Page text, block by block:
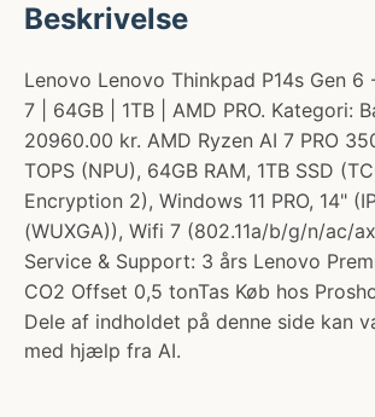
Beskrivelse
Lenovo Lenovo Thinkpad P14s Gen 6
7 | 64GB | 1TB | AMD PRO. Kategori:
20960.00 kr. AMD Ryzen AI 7 PRO
TOPS (NPU), 64GB RAM, 1TB SSD
Encryption 2), Windows 11 PRO, 14"
(WUXGA)), Wifi 7 (802.11a/b/g/n/ac/
Service & Support: 3 års Lenovo
CO2 Offset 0,5 tonTas Køb hos
Dele af indholdet på denne side kan
med hjælp fra AI.